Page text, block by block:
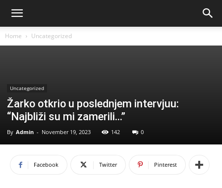
Home Uncategorized
Uncategorized
Žarko otkrio u poslednjem intervjuu:
“Najbliži su mi zamerili…”
By Admin - November 19, 2023 142 0
Facebook Twitter Pinterest